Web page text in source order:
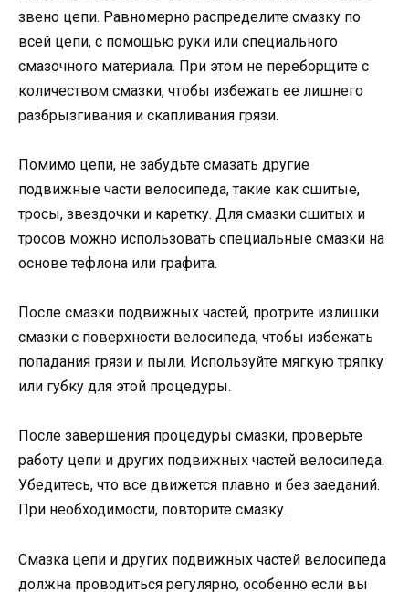
звено цепи. Равномерно распределите смазку по
всей цепи, с помощью руки или специального
смазочного материала. При этом не переборщите с
количеством смазки, чтобы избежать ее лишнего
разбрызгивания и скапливания грязи.
Помимо цепи, не забудьте смазать другие
подвижные части велосипеда, такие как сшитые,
тросы, звездочки и каретку. Для смазки сшитых и
тросов можно использовать специальные смазки на
основе тефлона или графита.
После смазки подвижных частей, протрите излишки
смазки с поверхности велосипеда, чтобы избежать
попадания грязи и пыли. Используйте мягкую тряпку
или губку для этой процедуры.
После завершения процедуры смазки, проверьте
работу цепи и других подвижных частей велосипеда.
Убедитесь, что все движется плавно и без заеданий.
При необходимости, повторите смазку.
Смазка цепи и других подвижных частей велосипеда
должна проводиться регулярно, особенно если вы